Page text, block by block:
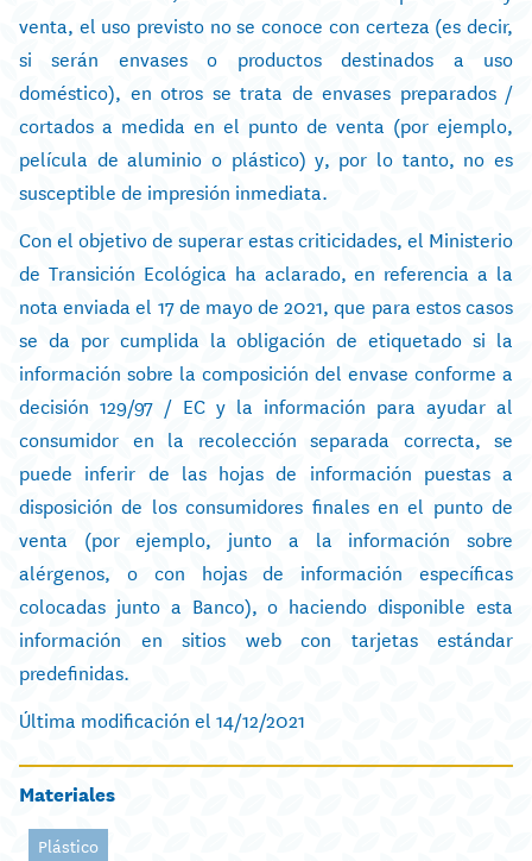
venta, el uso previsto no se conoce con certeza (es decir,
si serán envases o productos destinados a uso
doméstico), en otros se trata de envases preparados /
cortados a medida en el punto de venta (por ejemplo,
película de aluminio o plástico) y, por lo tanto, no es
susceptible de impresión inmediata.
Con el objetivo de superar estas criticidades, el Ministerio
de Transición Ecológica ha aclarado, en referencia a la
nota enviada el 17 de mayo de 2021, que para estos casos
se da por cumplida la obligación de etiquetado si la
información sobre la composición del envase conforme a
decisión 129/97 / EC y la información para ayudar al
consumidor en la recolección separada correcta, se
puede inferir de las hojas de información puestas a
disposición de los consumidores finales en el punto de
venta (por ejemplo, junto a la información sobre
alérgenos, o con hojas de información específicas
colocadas junto a Banco), o haciendo disponible esta
información en sitios web con tarjetas estándar
predefinidas.
Última modificación el 14/12/2021
Materiales
Plástico